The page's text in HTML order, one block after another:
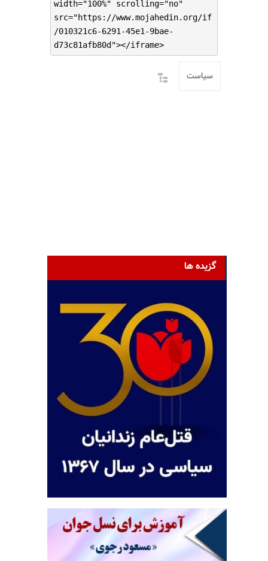
width="100%" scrolling="no"
src="https://www.mojahedin.org/if
/010321c6-6291-45e1-9bae-
d73c81afb80d"></iframe>
سیاست
گزیده ها